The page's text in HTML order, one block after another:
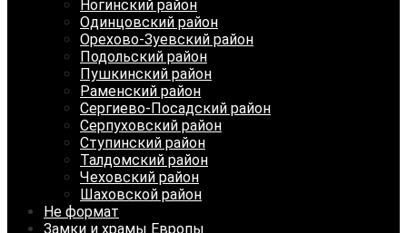
Ногинский район
Одинцовский район
Орехово-Зуевский район
Подольский район
Пушкинский район
Раменский район
Сергиево-Посадский район
Серпуховский район
Ступинский район
Талдомский район
Чеховский район
Шаховской район
Не формат
Замки и храмы Европы